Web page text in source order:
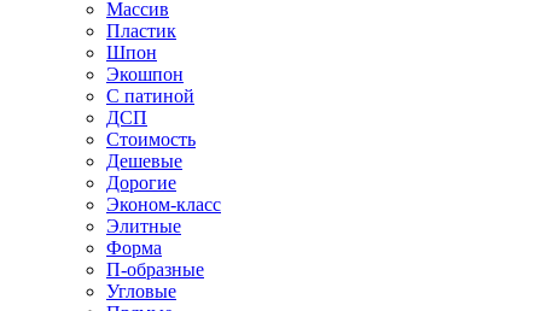
Массив
Пластик
Шпон
Экошпон
С патиной
ДСП
Стоимость
Дешевые
Дорогие
Эконом-класс
Элитные
Форма
П-образные
Угловые